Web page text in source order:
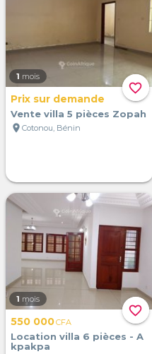
favorite_border
1 mois
Prix sur demande
Vente villa 5 pièces Zopah
location_on Cotonou, Bénin
favorite_border
1 mois
550 000CFA
Location villa 6 pièces - A
kpakpa